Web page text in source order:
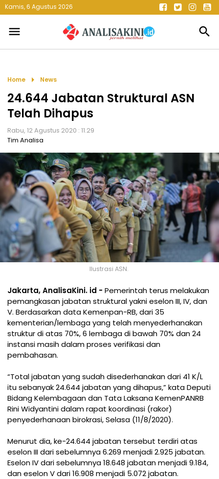
Kamis, 6 Agustus 2026
menu search
Home arrow_right News
24.644 Jabatan Struktural ASN
Telah Dihapus
Rabu, 12 Agustus 2020 : 11.29
Tim Analisa
Ilustrasi ASN.
Jakarta, AnalisaKini. id - Pemerintah terus melakukan
pemangkasan jabatan struktural yakni eselon III, IV, dan
V. Berdasarkan data Kemenpan-RB, dari 35
kementerian/lembaga yang telah menyederhanakan
struktur di atas 70%, 6 lembaga di bawah 70% dan 24
instansi masih dalam proses verifikasi dan
pembahasan.
“Total jabatan yang sudah disederhanakan dari 41 K/L
itu sebanyak 24.644 jabatan yang dihapus,” kata Deputi
Bidang Kelembagaan dan Tata Laksana KemenPANRB
Rini Widyantini dalam rapat koordinasi (rakor)
penyederhanaan birokrasi, Selasa (11/8/2020).
Menurut dia, ke-24.644 jabatan tersebut terdiri atas
eselon III dari sebelumnya 6.269 menjadi 2.925 jabatan.
Eselon IV dari sebelumnya 18.648 jabatan menjadi 9.184,
dan eselon V dari 16.908 menjadi 5.072 jabatan.